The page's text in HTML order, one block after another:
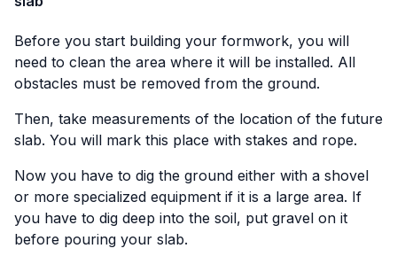
Before you start building your formwork, you will
need to clean the area where it will be installed. All
obstacles must be removed from the ground.
Then, take measurements of the location of the future
slab. You will mark this place with stakes and rope.
Now you have to dig the ground either with a shovel
or more specialized equipment if it is a large area. If
you have to dig deep into the soil, put gravel on it
before pouring your slab.